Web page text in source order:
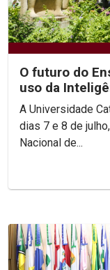
O futuro do
uso da
acadêmico...
A Universidade
dias 7 e 8 de
Nacional de...